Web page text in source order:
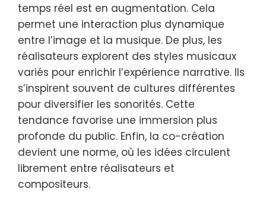
temps réel est en augmentation. Cela
permet une interaction plus dynamique
entre l’image et la musique. De plus, les
réalisateurs explorent des styles musicaux
variés pour enrichir l’expérience narrative. Ils
s’inspirent souvent de cultures différentes
pour diversifier les sonorités. Cette
tendance favorise une immersion plus
profonde du public. Enfin, la co-création
devient une norme, où les idées circulent
librement entre réalisateurs et
compositeurs.